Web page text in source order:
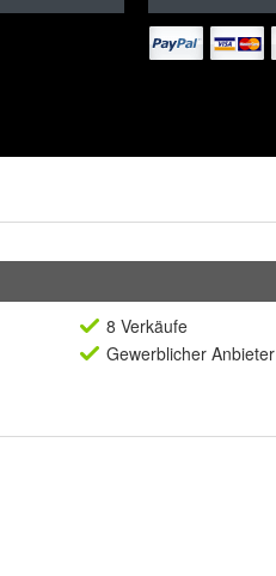
8 Verkäufe
Gewerblicher Anbieter